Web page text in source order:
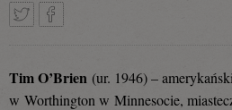
Tim O’Brien (ur. 1946) –
w Worthington w Minnesocie,